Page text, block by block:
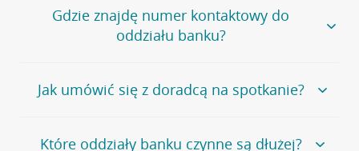
Jeśli szukasz oddziału naszego banku, zapraszamy na
stronęPlacówki i bankomaty, na której znajduje się
wygodna wyszukiwarka.
oddziałów
Gdzie znajdę numer kontaktowy do
oddziału banku?
Bank Credit Agricole nie udostępnia ogólnego numeru
telefonu do placówki bankowej.
umówienia się z doradcą w placówce bankowej .
Jak umówić się z doradcą na spotkanie?
Jeśli jesteś już naszym
Które oddziały banku czynne są dłużej?